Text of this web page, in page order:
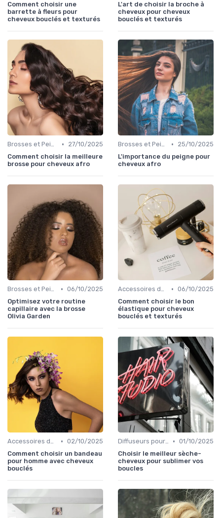
Comment choisir une
barrette à fleurs pour
cheveux bouclés et texturés
L'art de choisir la broche à
cheveux pour cheveux
bouclés et texturés
Brosses et Peignes Spéciaux •
27/10/2025
Comment choisir la meilleure
brosse pour cheveux afro
Brosses et Peignes Spéciaux •
25/10/2025
L'importance du peigne pour
cheveux afro
Brosses et Peignes Spéciaux • 06/10/2025
Optimisez votre routine
capillaire avec la brosse
Olivia Garden
Accessoires de Coiffure pour Cheveux Texturés • 06/10/2025
Comment choisir le bon
élastique pour cheveux
bouclés et texturés
Accessoires de Coiffure pour Cheveux Texturés • 02/10/2025
Comment choisir un bandeau
pour homme avec cheveux
bouclés
Diffuseurs pour Sèche-Cheveux • 01/10/2025
Choisir le meilleur sèche-
cheveux pour sublimer vos
boucles